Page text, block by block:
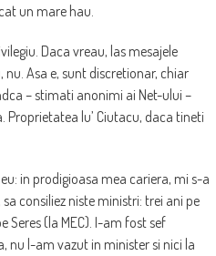
un mare hau.
Daca vreau, las mesajele
Asa e, sunt discretionar, chiar
– stimati anonimi ai Net-ului –
lu’ Ciutacu, daca tineti
in prodigioasa mea cariera, mi s-a
consiliez niste ministri: trei ani pe
Seres (la MEC). I-am fost sef
nu l-am vazut in minister si nici la